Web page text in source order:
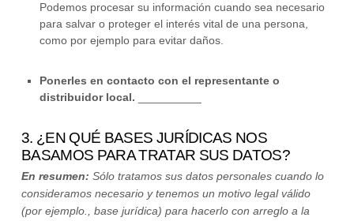
Podemos procesar su información cuando sea necesario
para salvar o proteger el interés vital de una persona,
como por ejemplo para evitar daños.
Ponerles en contacto con el representante o
distribuidor local.
3. ¿EN QUÉ BASES JURÍDICAS NOS
BASAMOS PARA TRATAR SUS DATOS?
En resumen: Sólo tratamos sus datos personales cuando lo
consideramos necesario y tenemos un motivo legal válido
(por ejemplo.
base jurídica) para hacerlo con arreglo a la